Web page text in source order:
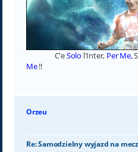
C'eSolo l'Inter, Per Me,
Me!!.........
Orzeu
Re: Samodzielny wyjazd na